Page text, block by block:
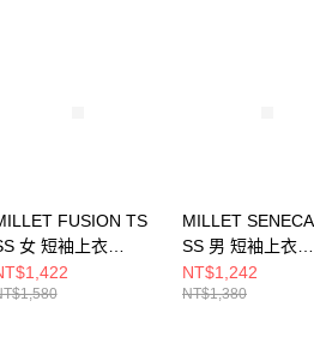
用他人資訊註冊。若發現惡意使用之情形，
FUSION TS
女 短袖上衣
MILLET
SS 男 短袖上衣
MIV10801N0247
NT$1,242
NT$1,380